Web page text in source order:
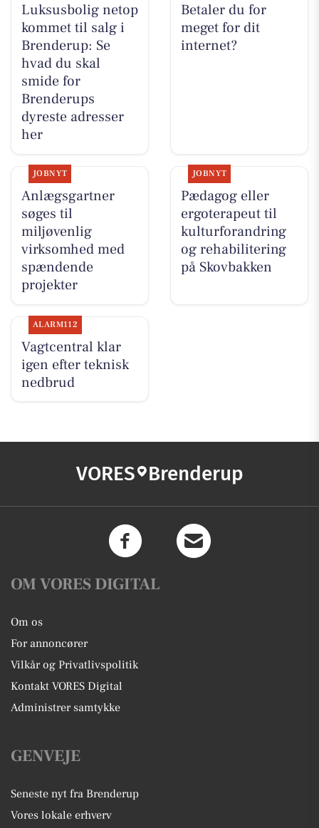
Luksusbolig netop
kommet til salg i
Brenderup: Se
hvad du skal
smide for
Brenderups
dyreste adresser
her
Betaler du for
meget for dit
internet?
JOBNYT
Anlægsgartner
søges til
miljøvenlig
virksomhed med
spændende
projekter
JOBNYT
Pædagog eller
ergoterapeut til
kulturforandring
og rehabilitering
på Skovbakken
ALARM112
Vagtcentral klar
igen efter teknisk
nedbrud
VORES Brenderup
OM VORES DIGITAL
Om os
For annoncører
Vilkår og Privatlivspolitik
Kontakt VORES Digital
Administrer samtykke
GENVEJE
Seneste nyt fra Brenderup
Vores lokale erhverv